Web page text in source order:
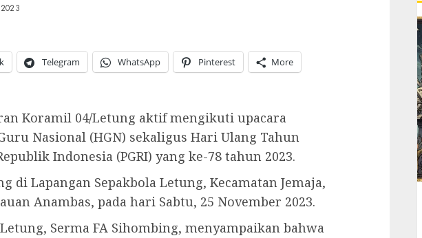
Telegram WhatsApp Pinterest More
Koramil 04/Letung aktif mengikuti upacara
Nasional (HGN) sekaligus Hari Ulang Tahun
Indonesia (PGRI) yang ke-78 tahun 2023.
di Lapangan Sepakbola Letung, Kecamatan Jemaja,
Anambas, pada hari Sabtu, 25 November 2023.
Serma FA Sihombing, menyampaikan bahwa